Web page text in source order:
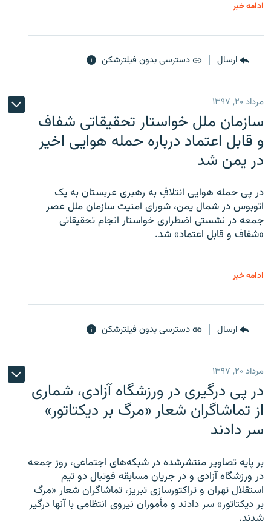
ادامه خبر
ارسال دسترسی بدون فیلترشکن
مرداد ۲۰, ۱۳۹۷
سازمان ملل خواستار تحقیقاتی شفاف
و قابل اعتماد درباره حمله هوایی اخیر
در یمن شد
در پی حمله هوایی ائتلافِ به رهبری عربستان به یک
اتوبوس در شمال یمن، شورای امنیت سازمان ملل عصر
جمعه در نشستی اضطراری خواستار انجام تحقیقاتی
«شفاف و قابل اعتماد» شد.
ادامه خبر
ارسال دسترسی بدون فیلترشکن
مرداد ۲۰, ۱۳۹۷
در پی درگیری در ورزشگاه آزادی، شماری
از تماشاگران شعار «مرگ بر دیکتاتور»
سر دادند
بر پایه تصاویر منتشرشده در شبکه‌های اجتماعی، روز جمعه
در ورزشگاه آزادی و در جریان مسابقه فوتبال دو تیم
استقلال تهران و تراکتورسازی تبریز، تماشاگران شعار «مرگ
بر دیکتاتور» سر دادند و مأموران نیروی انتظامی با آنها درگیر
شدند.